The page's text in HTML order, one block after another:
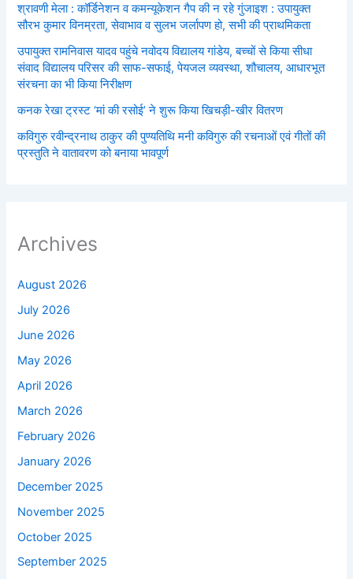
श्रावणी मेला : कॉर्डिनेशन व कमन्यूकेशन गैप की न रहे गुंजाइश : उपायुक्त
सौरभ कुमार विनम्रता, सेवाभाव व सुलभ जर्लापण हो, सभी की प्राथमिकता
उपायुक्त रामनिवास यादव पहुंचे नवोदय विद्यालय गांडेय, बच्चों से किया सीधा
संवाद विद्यालय परिसर की साफ-सफाई, पेयजल व्यवस्था, शौचालय, आधारभूत
संरचना का भी किया निरीक्षण
कनक रेखा ट्रस्ट ‘मां की रसोई’ ने शुरू किया खिचड़ी-खीर वितरण
कविगुरु रवीन्द्रनाथ ठाकुर की पुण्यतिथि मनी कविगुरु की रचनाओं एवं गीतों की
प्रस्तुति ने वातावरण को बनाया भावपूर्ण
Archives
August 2026
July 2026
June 2026
May 2026
April 2026
March 2026
February 2026
January 2026
December 2025
November 2025
October 2025
September 2025